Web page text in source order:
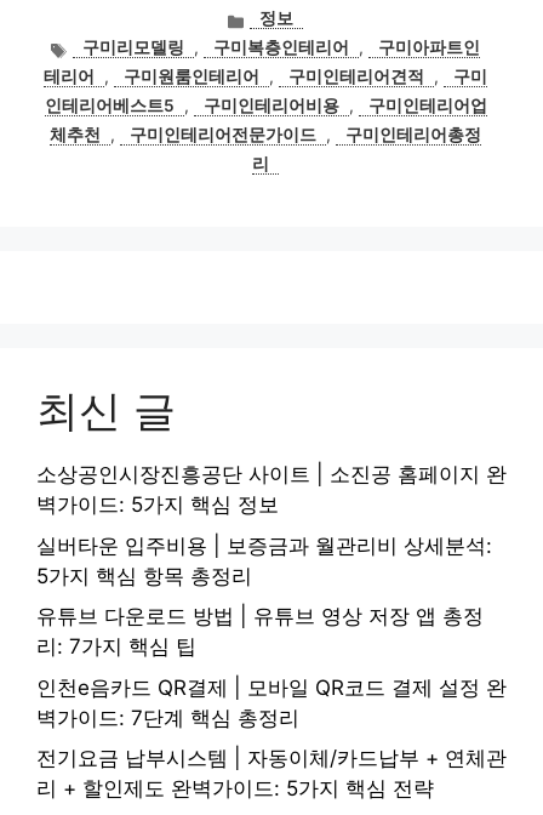
카
테
고
리
정보
태
그
구미리모델링 , 구미복층인테리어 ,
구미아파트인
테리어
, 구미원룸인테리어 , 구미인테리어견적 ,
구미
인테리어베스트5
, 구미인테리어비용 ,
구미인테리어업
체추천
, 구미인테리어전문가이드 ,
구미인테리어총정
리
최신 글
소상공인시장진흥공단 사이트 | 소진공 홈페이지 완
벽가이드: 5가지 핵심 정보
실버타운 입주비용 | 보증금과 월관리비 상세분석:
5가지 핵심 항목 총정리
유튜브 다운로드 방법 | 유튜브 영상 저장 앱 총정
리: 7가지 핵심 팁
인천e음카드 QR결제 | 모바일 QR코드 결제 설정 완
벽가이드: 7단계 핵심 총정리
전기요금 납부시스템 | 자동이체/카드납부 + 연체관
리 + 할인제도 완벽가이드: 5가지 핵심 전략